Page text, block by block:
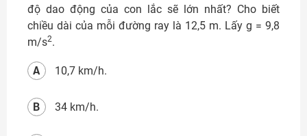
độ dao động của con lắc sẽ lớn nhất? Cho biết
chiều dài của mỗi đường ray là 12,5 m. Lấy g = 9,8
m/s2.
10,7 km/h.
A
34 km/h.
B